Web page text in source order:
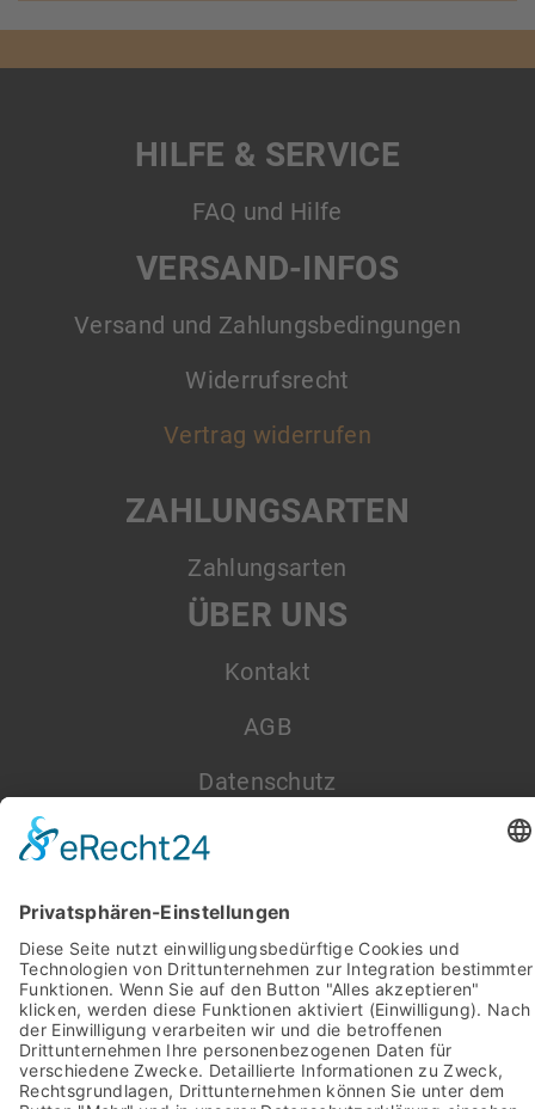
HILFE & SERVICE
FAQ und Hilfe
VERSAND-INFOS
Versand und Zahlungsbedingungen
Widerrufsrecht
Vertrag widerrufen
ZAHLUNGSARTEN
Zahlungsarten
ÜBER UNS
Kontakt
AGB
Datenschutz
Impressum